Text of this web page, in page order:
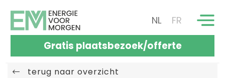
NL FR
Gratis plaatsbezoek/offerte
terug naar overzicht